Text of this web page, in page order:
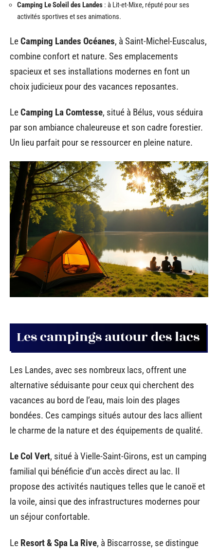
Camping Le Soleil des Landes : à Lit-et-Mixe, réputé pour ses
activités sportives et ses animations.
LeCamping Landes Océanes, à Saint-Michel-Euscalus,
combine confort et nature. Ses emplacements
spacieux et ses installations modernes en font un
choix judicieux pour des vacances reposantes.
LeCamping La Comtesse, situé à Bélus, vous séduira
par son ambiance chaleureuse et son cadre forestier.
Un lieu parfait pour se ressourcer en pleine nature.
Les campings autour des lacs
Les Landes, avec ses nombreux lacs, offrent une
alternative séduisante pour ceux qui cherchent des
vacances au bord de l’eau, mais loin des plages
bondées. Ces campings situés autour des lacs allient
le charme de la nature et des équipements de qualité.
Le Col Vert, situé à Vielle-Saint-Girons, est un camping
familial qui bénéficie d’un accès direct au lac. Il
propose des activités nautiques telles que le canoë et
la voile, ainsi que des infrastructures modernes pour
un séjour confortable.
Le Resort & Spa La Rive, à Biscarrosse, se distingue